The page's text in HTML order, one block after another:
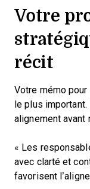
Votre
récit
Votre mémo
le plus
alignement avant
« Les
avec clarté et
favorisent